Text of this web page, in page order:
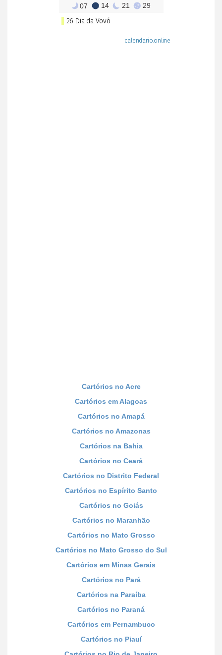
Cartórios no Acre
Cartórios em Alagoas
Cartórios no Amapá
Cartórios no Amazonas
Cartórios na Bahia
Cartórios no Ceará
Cartórios no Distrito Federal
Cartórios no Espírito Santo
Cartórios no Goiás
Cartórios no Maranhão
Cartórios no Mato Grosso
Cartórios no Mato Grosso do Sul
Cartórios em Minas Gerais
Cartórios no Pará
Cartórios na Paraíba
Cartórios no Paraná
Cartórios em Pernambuco
Cartórios no Piauí